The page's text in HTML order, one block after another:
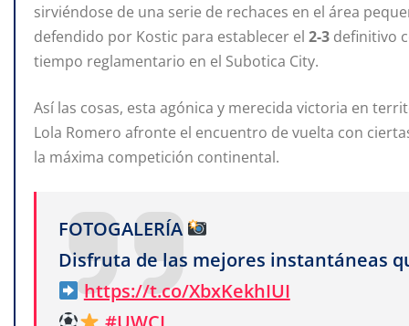
sirviéndose de una serie de rechaces en el área
defendido por Kostic para establecer el 2-3 definitivo
tiempo reglamentario en el Subotica City.
Así las cosas, esta agónica y merecida victoria en
Lola Romero afronte el encuentro de vuelta con
la máxima competición continental.
FOTOGALERÍA
Disfruta de las mejores instantáneas
https://t.co/XbxKekhIUI